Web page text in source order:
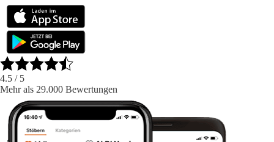
4.5 / 5
Mehr als 29.000 Bewertungen